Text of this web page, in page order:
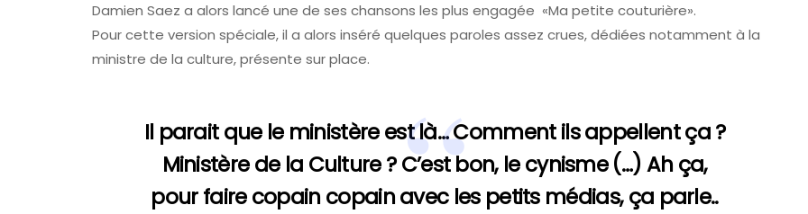
Damien Saez a alors lancé une de ses chansons les plus engagée «Ma petite couturière».
Pour cette version spéciale, il a alors inséré quelques paroles assez crues, dédiées notamment à la
ministre de la culture, présente sur place.
Il parait que le ministère est là… Comment ils appellent ça ?
Ministère de la Culture ? C’est bon, le cynisme (…) Ah ça,
pour faire copain copain avec les petits médias, ça parle..